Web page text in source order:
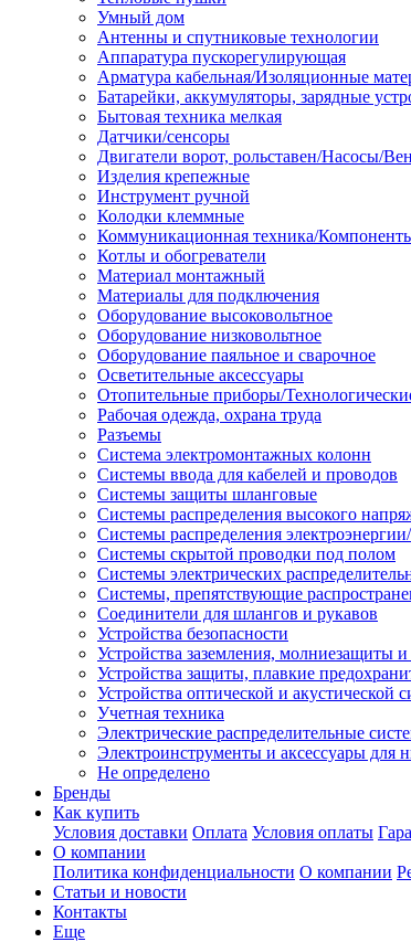
Умный дом
Антенны и спутниковые технологии
Аппаратура пускорегулирующая
Арматура кабельная/Изоляционные
Батарейки, аккумуляторы, зарядные
Бытовая техника мелкая
Датчики/сенсоры
Двигатели ворот, рольставен/Насосы/
Изделия крепежные
Инструмент ручной
Колодки клеммные
Коммуникационная техника/
Котлы и обогреватели
Материал монтажный
Материалы для подключения
Оборудование высоковольтное
Оборудование низковольтное
Оборудование паяльное и сварочное
Осветительные аксессуары
Отопительные приборы/
Рабочая одежда, охрана труда
Разъемы
Система электромонтажных колонн
Системы ввода для кабелей и проводов
Системы защиты шланговые
Системы распределения высокого
Системы распределения
Системы скрытой проводки под полом
Системы электрических
Системы, препятствующие
Соединители для шлангов и рукавов
Устройства безопасности
Устройства заземления, молниезащиты
Устройства защиты, плавкие
Устройства оптической и акустической
Учетная техника
Электрические распределительные
Электроинструменты и аксессуары для
Не определено
Бренды
Как купить
Условия доставки Оплата Условия оплаты
О компании
Политика конфиденциальности О компании
Статьи и новости
Контакты
Еще